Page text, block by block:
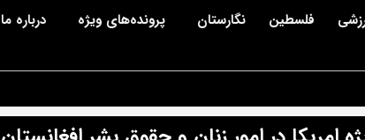
فلسطین نگارستان پرونده‌های ویژه درباره ما